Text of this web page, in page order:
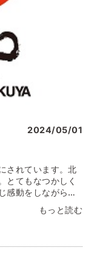
2024/05/01
されています。北
とてもなつかしく
感動をしながらペ
でも野菜たっぷ
全部はムリかな」
満足な仕上がりに
もっと読む